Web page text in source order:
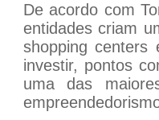
De acordo com
entidades criam
shopping
investir, pontos
uma das